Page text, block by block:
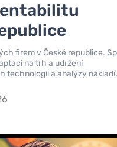
firem v České republice.
na trh a udržení
technologií a analýzy